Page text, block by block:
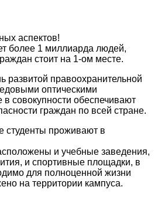
аспектов!
более 1 миллиарда людей,
стоит на 1-ом месте.
развитой правоохранительной
оптическими
в совокупности обеспечивают
граждан по всей стране.
студенты проживают в
и учебные заведения,
и спортивные площадки, в
для полноценной жизни
на территории кампуса.